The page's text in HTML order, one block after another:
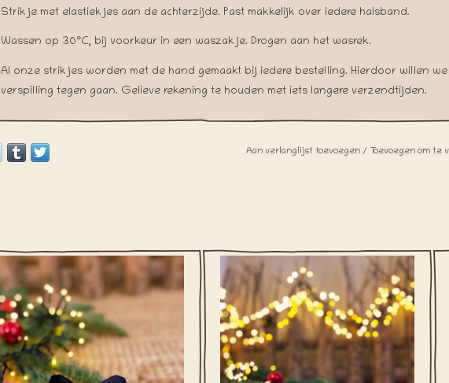
Strikje met elastiekjes aan de achterzijde. Past makkelijk over iedere halsband.
Wassen op 30°C, bij voorkeur in een waszakje. Drogen aan het wasrek.
Al onze strikjes worden met de hand gemaakt bij iedere bestelling. Hierdoor willen we
verspilling tegen gaan. Gelieve rekening te houden met iets langere verzendtijden.
Aan verlanglijst toevoegen/ Toevoegen om te
Met deze leuke fluwelen feeststrik,
steelt jouw hond sowieso de show!
TOEVOEGEN AAN WINKELWAGEN
Deze halsband is gemaakt van een zachte
rode ribstof. Binnenin zit een fluwelen
band voor extra comfort.
TOEVOEGEN AAN WINKELWAGEN